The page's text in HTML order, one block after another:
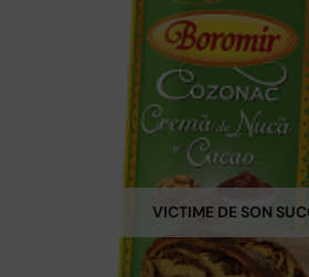
VICTIME DE SON